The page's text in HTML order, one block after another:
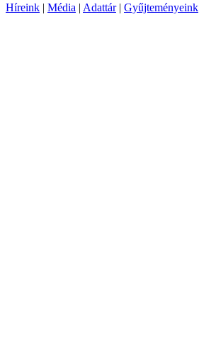
Híreink | Média | Adattár| Gyűjteményeink